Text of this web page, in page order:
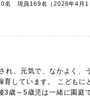
名 現員169名（2026年4月1
れ、元気で、なかよく、
育しています。 こどもに
3歳～5歳児は一緒に園庭